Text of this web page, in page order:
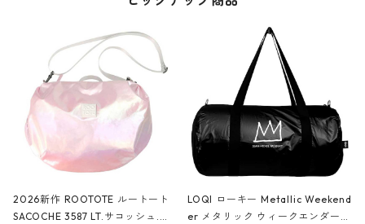
2026新作 ROOTOTE ルートート
SACOCHE 3587 LT.サコッシュ.ル
LOQI ローキー Metallic Weekend
er メタリック ウィークエンダー